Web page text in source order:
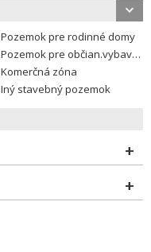
Pozemok pre rodinné domy
Pozemok pre občian.vybavenosť
Komerčná zóna
Iný stavebný pozemok